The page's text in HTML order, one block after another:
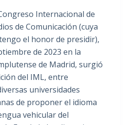
Internacional de
de Comunicación (cuya
el honor de presidir),
de 2023 en la
de Madrid, surgió
del IML, entre
universidades
de proponer el idioma
vehicular del